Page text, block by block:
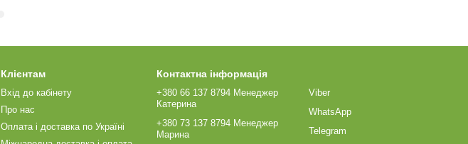
Клієнтам
Вхід до кабінету
Про нас
Оплата і доставка по Україні
Контактна інформація
+380 66 137 8794 Менеджер
Катерина
+380 73 137 8794 Менеджер
Марина
Viber
WhatsApp
Telegram